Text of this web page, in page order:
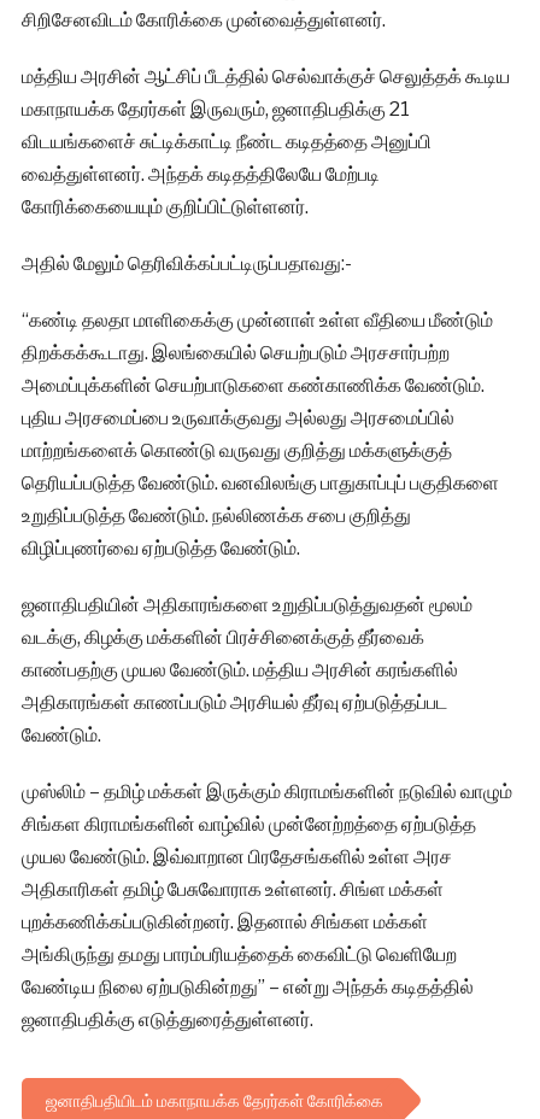
சிறிசேனவிடம் கோரிக்கை முன்வைத்துள்ளனர்.
மத்திய அரசின் ஆட்சிப் பீடத்தில் செல்வாக்குச் செலுத்தக் கூடிய
மகாநாயக்க தேரர்கள் இருவரும், ஜனாதிபதிக்கு 21
விடயங்களைச் சுட்டிக்காட்டி நீண்ட கடிதத்தை அனுப்பி
வைத்துள்ளனர். அந்தக் கடிதத்திலேயே மேற்படி
கோரிக்கையையும் குறிப்பிட்டுள்ளனர்.
அதில் மேலும் தெரிவிக்கப்பட்டிருப்பதாவது:-
“கண்டி தலதா மாளிகைக்கு முன்னாள் உள்ள வீதியை மீண்டும்
திறக்கக்கூடாது. இலங்கையில் செயற்படும் அரசசார்பற்ற
அமைப்புக்களின் செயற்பாடுகளை கண்காணிக்க வேண்டும்.
புதிய அரசமைப்பை உருவாக்குவது அல்லது அரசமைப்பில்
மாற்றங்களைக் கொண்டு வருவது குறித்து மக்களுக்குத்
தெரியப்படுத்த வேண்டும். வனவிலங்கு பாதுகாப்புப் பகுதிகளை
உறுதிப்படுத்த வேண்டும். நல்லிணக்க சபை குறித்து
விழிப்புணர்வை ஏற்படுத்த வேண்டும்.
ஜனாதிபதியின் அதிகாரங்களை உறுதிப்படுத்துவதன் மூலம்
வடக்கு, கிழக்கு மக்களின் பிரச்சினைக்குத் தீர்வைக்
காண்பதற்கு முயல வேண்டும். மத்திய அரசின் கரங்களில்
அதிகாரங்கள் காணப்படும் அரசியல் தீர்வு ஏற்படுத்தப்பட
வேண்டும்.
முஸ்லிம் – தமிழ் மக்கள் இருக்கும் கிராமங்களின் நடுவில் வாழும்
சிங்கள கிராமங்களின் வாழ்வில் முன்னேற்றத்தை ஏற்படுத்த
முயல வேண்டும். இவ்வாறான பிரதேசங்களில் உள்ள அரச
அதிகாரிகள் தமிழ் பேசுவோராக உள்ளனர். சிங்ள மக்கள்
புறக்கணிக்கப்படுகின்றனர். இதனால் சிங்கள மக்கள்
அங்கிருந்து தமது பாரம்பரியத்தைக் கைவிட்டு வெளியேற
வேண்டிய நிலை ஏற்படுகின்றது” – என்று அந்தக் கடிதத்தில்
ஜனாதிபதிக்கு எடுத்துரைத்துள்ளனர்.
ஜனாதிபதியிடம் மகாநாயக்க தேரர்கள் கோரிக்கை